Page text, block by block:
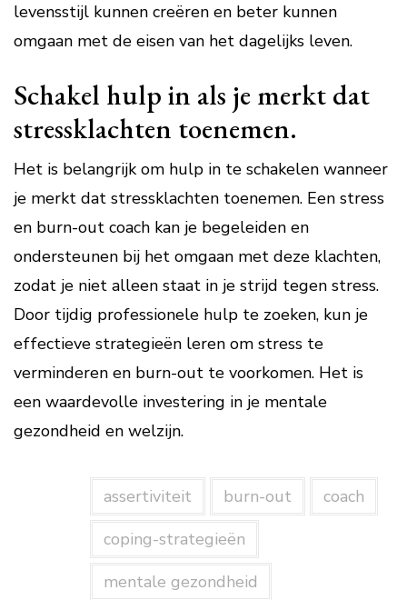
levensstijl kunnen creëren en beter kunnen
omgaan met de eisen van het dagelijks leven.
Schakel hulp in als je merkt dat
stressklachten toenemen.
Het is belangrijk om hulp in te schakelen wanneer
je merkt dat stressklachten toenemen. Een stress
en burn-out coach kan je begeleiden en
ondersteunen bij het omgaan met deze klachten,
zodat je niet alleen staat in je strijd tegen stress.
Door tijdig professionele hulp te zoeken, kun je
effectieve strategieën leren om stress te
verminderen en burn-out te voorkomen. Het is
een waardevolle investering in je mentale
gezondheid en welzijn.
assertiviteit burn-out
coach
coping-strategieën
mentale gezondheid